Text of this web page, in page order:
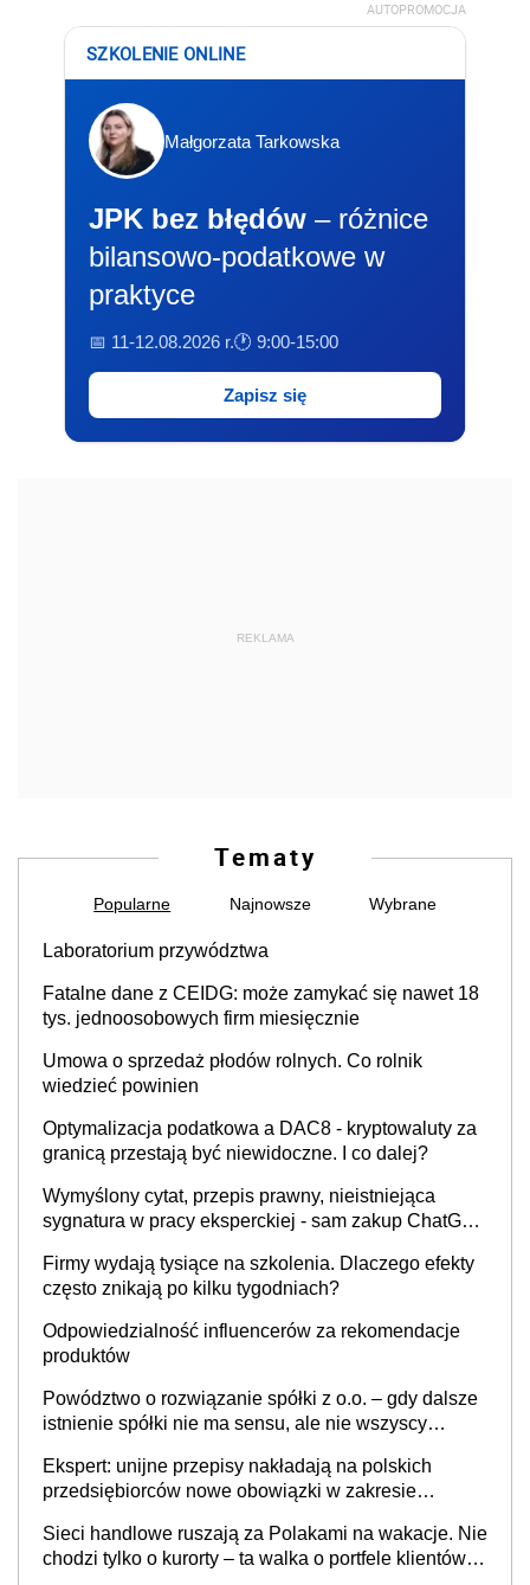
AUTOPROMOCJA
SZKOLENIE ONLINE
Małgorzata Tarkowska
JPK bez błędów – różnice
bilansowo-podatkowe w
praktyce
📅 11-12.08.2026 r.🕐 9:00-15:00
Zapisz się
REKLAMA
Tematy
Popularne Najnowsze Wybrane
Laboratorium przywództwa
Fatalne dane z CEIDG: może zamykać się nawet 18
tys. jednoosobowych firm miesięcznie
Umowa o sprzedaż płodów rolnych. Co rolnik
wiedzieć powinien
Optymalizacja podatkowa a DAC8 - kryptowaluty za
granicą przestają być niewidoczne. I co dalej?
Wymyślony cytat, przepis prawny, nieistniejąca
sygnatura w pracy eksperckiej - sam zakup ChatGPT
Firmy wydają tysiące na szkolenia. Dlaczego efekty
często znikają po kilku tygodniach?
Odpowiedzialność influencerów za rekomendacje
produktów
Powództwo o rozwiązanie spółki z o.o. – gdy dalsze
istnienie spółki nie ma sensu, ale nie wszyscy
Ekspert: unijne przepisy nakładają na polskich
przedsiębiorców nowe obowiązki w zakresie
Sieci handlowe ruszają za Polakami na wakacje. Nie
chodzi tylko o kurorty – ta walka o portfele klientów